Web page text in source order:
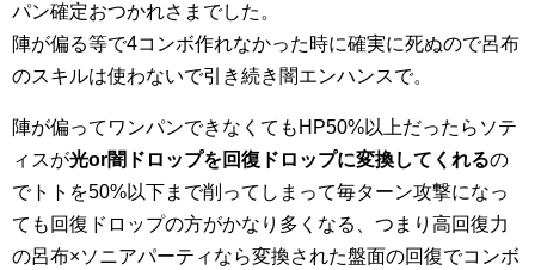
パン確定おつかれさまでした。
陣が偏る等で4コンボ作れなかった時に確実に死ぬので呂布
のスキルは使わないで引き続き闇エンハンスで。
陣が偏ってワンパンできなくてもHP50%以上だったらソテ
ィスが光or闇ドロップを回復ドロップに変換してくれるの
でトトを50%以下まで削ってしまって毎ターン攻撃になっ
ても回復ドロップの方がかなり多くなる、つまり高回復力
の呂布×ソニアパーティなら変換された盤面の回復でコンボ